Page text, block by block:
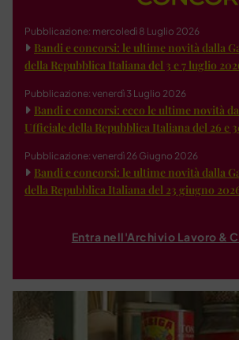
Pubblicazione: mercoledì 8 Luglio 2026
Bandi e concorsi: le ultime novità dalla
della Repubblica Italiana del 3 e 7 luglio
Pubblicazione: venerdì 3 Luglio 2026
Bandi e concorsi: ecco le ultime novità
Ufficiale della Repubblica Italiana del 26 e
Pubblicazione: venerdì 26 Giugno 2026
Bandi e concorsi: le ultime novità dalla
della Repubblica Italiana del 23 giugno
Entra nell'Archivio Lavoro &